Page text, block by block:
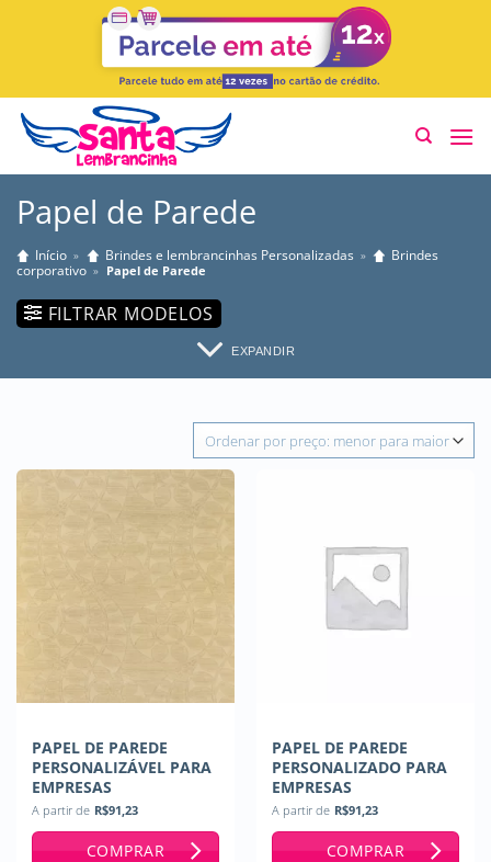
EXPANDIR
Papel de Parede
Início » Brindes e lembrancinhas Personalizadas »
Brindes
corporativo » Papel de Parede
FILTRAR MODELOS
PAPEL DE PAREDE
PERSONALIZÁVEL PARA
EMPRESAS
A partir de R$91,23
COMPRAR
PAPEL DE PAREDE
PERSONALIZADO PARA
EMPRESAS
A partir de R$91,23
COMPRAR